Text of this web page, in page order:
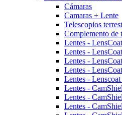
Cámaras
Camaras + Lente
Telescopios
Complemento de
Lentes -
Lentes -
Lentes -
Lentes -
Lentes -
Lentes -
Lentes -
Lentes -